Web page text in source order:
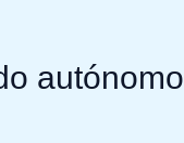
autónomo